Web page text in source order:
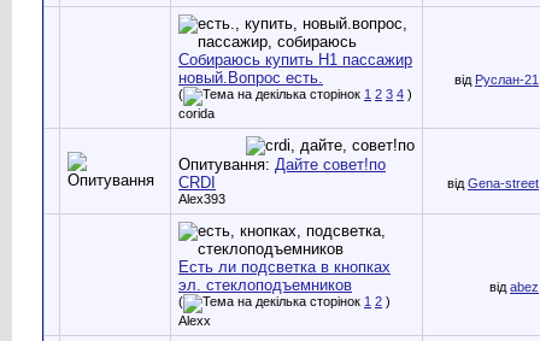
Собираюсь купить Н1 пассажир
новый.Вопрос есть.
( 1 2 3 4 )
corida
від Руслан-21
Опитування: Дайте совет!по
CRDI
Alex393
від Gena-street
Есть ли подсветка в кнопках
эл. стеклоподъемников
( 1 2 )
Alexx
від abez